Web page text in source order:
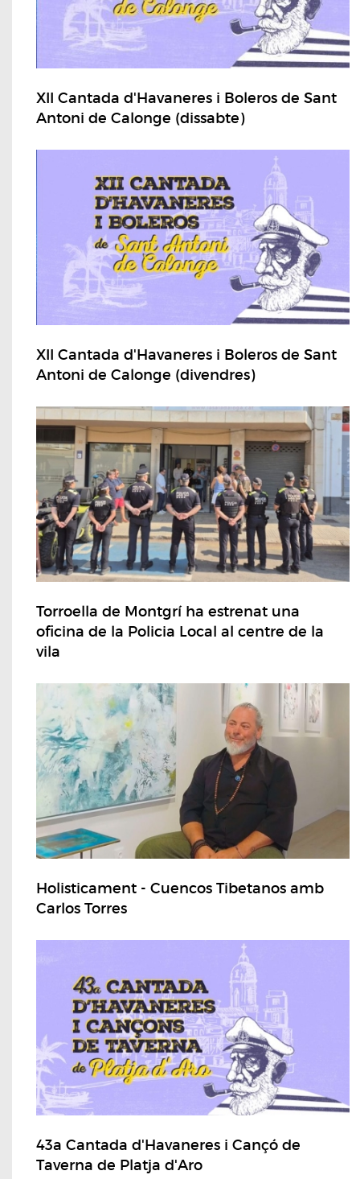
XII Cantada d'Havaneres i Boleros de Sant
Antoni de Calonge (dissabte)
XII Cantada d'Havaneres i Boleros de Sant
Antoni de Calonge (divendres)
Torroella de Montgrí ha estrenat una
oficina de la Policia Local al centre de la
vila
Holisticament - Cuencos Tibetanos amb
Carlos Torres
43a Cantada d'Havaneres i Cançó de
Taverna de Platja d'Aro